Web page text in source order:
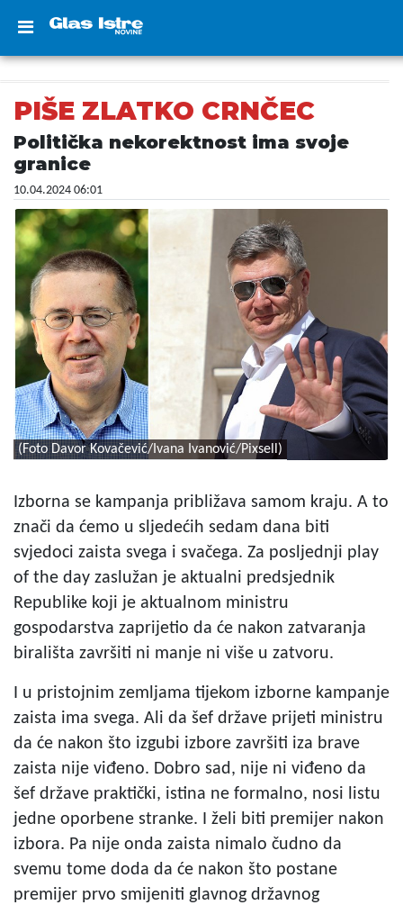
PIŠE ZLATKO CRNČEC
Politička nekorektnost ima svoje
granice
10.04.2024 06:01
(Foto Davor Kovačević/Ivana Ivanović/Pixsell)
Izborna se kampanja približava samom kraju. A to
znači da ćemo u sljedećih sedam dana biti
svjedoci zaista svega i svačega. Za posljednji play
of the day zaslužan je aktualni predsjednik
Republike koji je aktualnom ministru
gospodarstva zaprijetio da će nakon zatvaranja
birališta završiti ni manje ni više u zatvoru.
I u pristojnim zemljama tijekom izborne kampanje
zaista ima svega. Ali da šef države prijeti ministru
da će nakon što izgubi izbore završiti iza brave
zaista nije viđeno. Dobro sad, nije ni viđeno da
šef države praktički, istina ne formalno, nosi listu
jedne oporbene stranke. I želi biti premijer nakon
izbora. Pa nije onda zaista nimalo čudno da
svemu tome doda da će nakon što postane
premijer prvo smijeniti glavnog državnog